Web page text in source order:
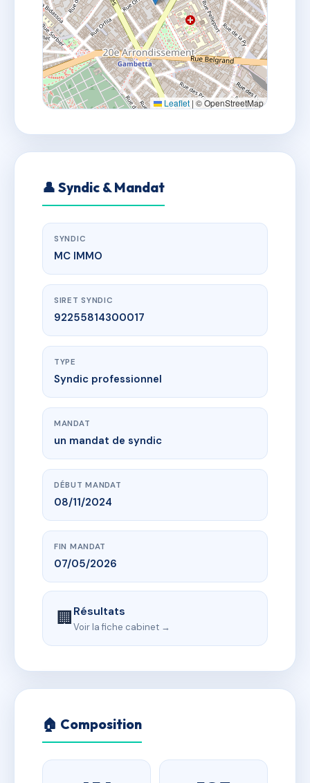
Leaflet | © OpenStreetMap
👤 Syndic & Mandat
SYNDIC
MC IMMO
SIRET SYNDIC
92255814300017
TYPE
Syndic professionnel
MANDAT
un mandat de syndic
DÉBUT MANDAT
08/11/2024
FIN MANDAT
07/05/2026
🏢Résultats
Voir la fiche cabinet →
🏠 Composition